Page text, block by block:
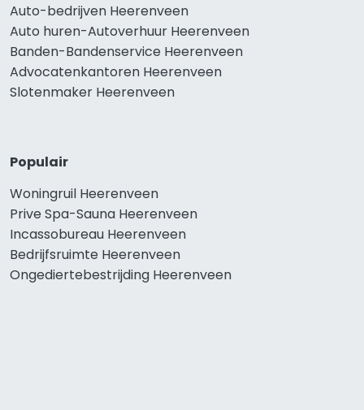
Auto-bedrijven Heerenveen
Auto huren-Autoverhuur Heerenveen
Banden-Bandenservice Heerenveen
Advocatenkantoren Heerenveen
Slotenmaker Heerenveen
Populair
Woningruil Heerenveen
Prive Spa-Sauna Heerenveen
Incassobureau Heerenveen
Bedrijfsruimte Heerenveen
Ongediertebestrijding Heerenveen